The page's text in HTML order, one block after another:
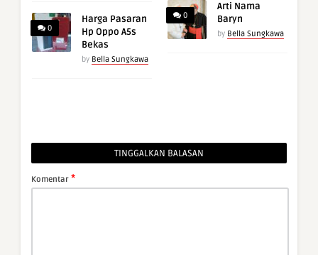
0
Harga Pasaran
Hp Oppo A5s
Bekas
by Bella Sungkawa
0
Arti Nama
Baryn
by Bella Sungkawa
TINGGALKAN BALASAN
Komentar *